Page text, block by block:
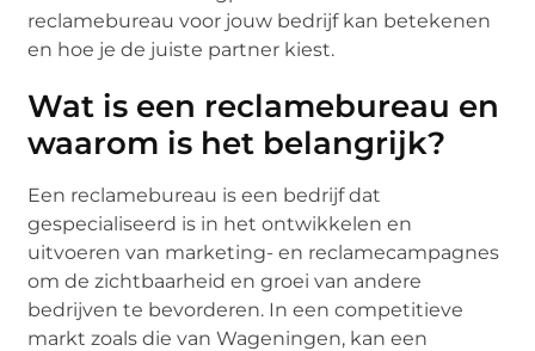
reclamebureau voor jouw bedrijf kan betekenen
en hoe je de juiste partner kiest.
Wat is een reclamebureau en
waarom is het belangrijk?
Een reclamebureau is een bedrijf dat
gespecialiseerd is in het ontwikkelen en
uitvoeren van marketing- en reclamecampagnes
om de zichtbaarheid en groei van andere
bedrijven te bevorderen. In een competitieve
markt zoals die van Wageningen, kan een